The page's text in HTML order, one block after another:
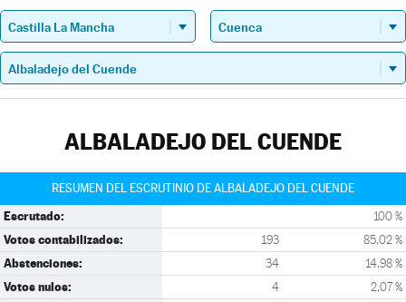
ALBALADEJO DEL CUENDE
RESUMEN DEL ESCRUTINIO DE ALBALADEJO DEL CUENDE
Escrutado: 100 %
Votos contabilizados: 193 85,02 %
Abstenciones: 34 14,98 %
Votos nulos: 4 2,07 %